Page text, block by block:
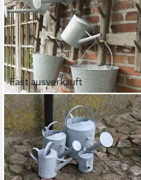
Fast ausverkauft
DEKOWUNDER
Gießkanne Wunderschöne
6,5 Liter Gießkanne aus
Galvanisch verzinktem
Carbonstahl